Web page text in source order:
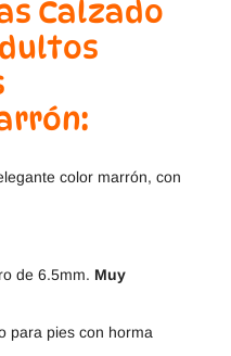
Calzado
color marrón, con
de 6.5mm. Muy
para pies con horma